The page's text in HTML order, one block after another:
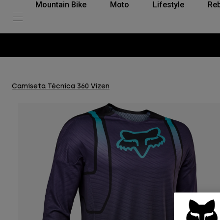
Mountain Bike Moto Lifestyle
Camiseta Técnica 360 Vizen